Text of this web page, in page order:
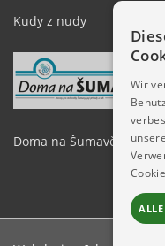
Kudy z nudy
Doma na Šumavě
Wir
ALLE